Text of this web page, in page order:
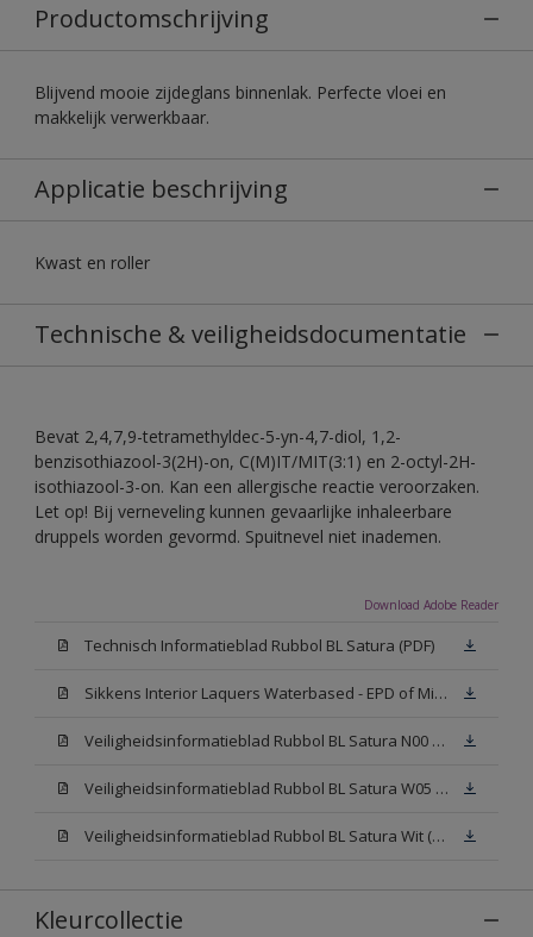
Productomschrijving
Blijvend mooie zijdeglans binnenlak. Perfecte vloei en
makkelijk verwerkbaar.
Applicatie beschrijving
Kwast en roller
Technische & veiligheidsdocumentatie
Bevat 2,4,7,9-tetramethyldec-5-yn-4,7-diol, 1,2-
benzisothiazool-3(2H)-on, C(M)IT/MIT(3:1) en 2-octyl-2H-
isothiazool-3-on. Kan een allergische reactie veroorzaken.
Let op! Bij verneveling kunnen gevaarlijke inhaleerbare
druppels worden gevormd. Spuitnevel niet inademen.
Download Adobe Reader
Technisch Informatieblad Rubbol BL Satura (PDF)
Sikkens Interior Laquers Waterbased - EPD of Milieuproductverklaring
Veiligheidsinformatieblad Rubbol BL Satura N00 (MSDS)
Veiligheidsinformatieblad Rubbol BL Satura W05 (MSDS)
Veiligheidsinformatieblad Rubbol BL Satura Wit (MSDS)
Kleurcollectie